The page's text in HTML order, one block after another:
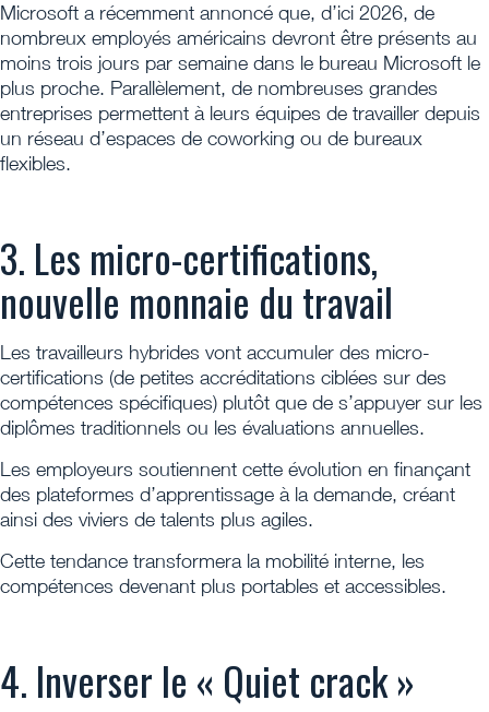
Microsoft a récemment annoncé que, d’ici 2026, de
nombreux employés américains devront être présents au
moins trois jours par semaine dans le bureau Microsoft le
plus proche. Parallèlement, de nombreuses grandes
entreprises permettent à leurs équipes de travailler depuis
un réseau d’espaces de coworking ou de bureaux
flexibles.
3. Les micro-certifications,
nouvelle monnaie du travail
Les travailleurs hybrides vont accumuler des micro-
certifications (de petites accréditations ciblées sur des
compétences spécifiques) plutôt que de s’appuyer sur les
diplômes traditionnels ou les évaluations annuelles.
Les employeurs soutiennent cette évolution en finançant
des plateformes d’apprentissage à la demande, créant
ainsi des viviers de talents plus agiles.
Cette tendance transformera la mobilité interne, les
compétences devenant plus portables et accessibles.
4. Inverser le « Quiet crack »